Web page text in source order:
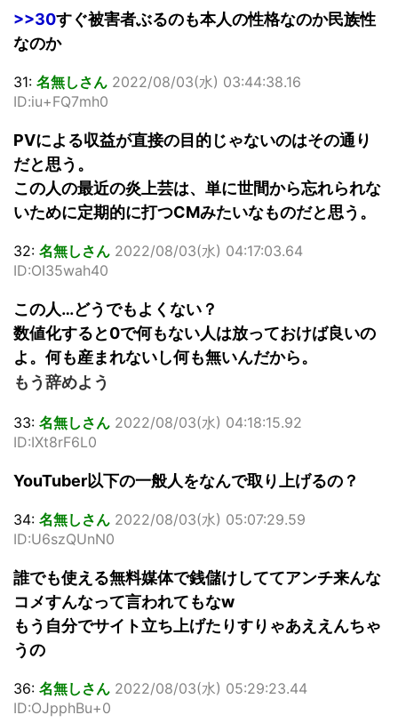
>>30すぐ被害者ぶるのも本人の性格なのか民族性
なのか
31: 名無しさん 2022/08/03(水) 03:44:38.16
ID:iu+FQ7mh0
PVによる収益が直接の目的じゃないのはその通り
だと思う。
この人の最近の炎上芸は、単に世間から忘れられな
いために定期的に打つCMみたいなものだと思う。
32: 名無しさん 2022/08/03(水) 04:17:03.64
ID:OI35wah40
この人…どうでもよくない？
数値化すると0で何もない人は放っておけば良いの
よ。何も産まれないし何も無いんだから。
もう辞めよう
33: 名無しさん 2022/08/03(水) 04:18:15.92
ID:IXt8rF6L0
YouTuber以下の一般人をなんで取り上げるの？
34: 名無しさん 2022/08/03(水) 05:07:29.59
ID:U6szQUnN0
誰でも使える無料媒体で銭儲けしててアンチ来んな
コメすんなって言われてもなw
もう自分でサイト立ち上げたりすりゃあええんちゃ
うの
36: 名無しさん 2022/08/03(水) 05:29:23.44
ID:OJpphBu+0